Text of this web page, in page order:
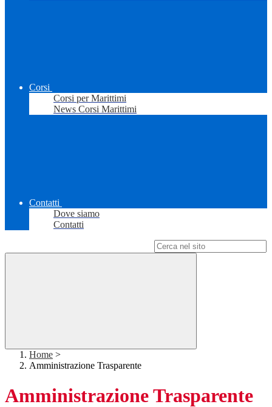
Corsi
Corsi per Marittimi
News Corsi Marittimi
Contatti
Dove siamo
Contatti
Home >
Amministrazione Trasparente
Amministrazione Trasparente